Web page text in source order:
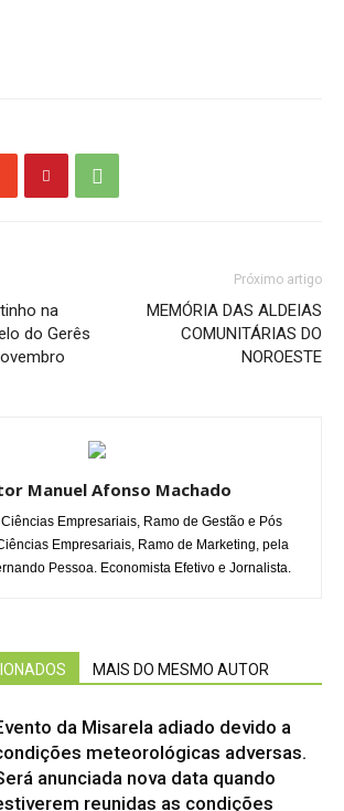
na
do Gerês
Próximo artigo
MEMÓRIA DAS ALDEIAS
COMUNITÁRIAS DO
NOROESTE
Manuel Afonso Machado
Empresariais, Ramo de Gestão e Pós
Empresariais, Ramo de Marketing, pela
Pessoa. Economista Efetivo e Jornalista.
MAIS DO MESMO AUTOR
da Misarela adiado devido a
meteorológicas adversas.
anunciada nova data quando
reunidas as condições